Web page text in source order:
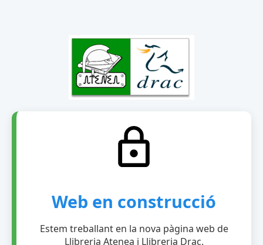
Web en construcció
Estem treballant en la nova pàgina web de
Llibreria Atenea i Llibreria Drac.